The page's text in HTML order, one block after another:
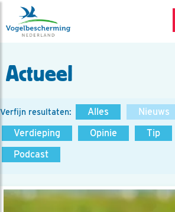
Actueel
Verfijn resultaten: Alles Nieuws
Verdieping
Opinie Tip
Podcast